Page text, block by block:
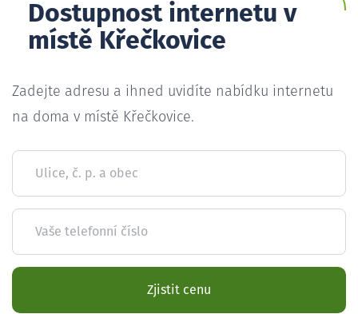
Dostupnost internetu v
místě Křečkovice
Zadejte adresu a ihned uvidíte nabídku internetu
na doma v místě Křečkovice.
Ulice, č. p. a obec
Vaše telefonní číslo
Zjistit cenu